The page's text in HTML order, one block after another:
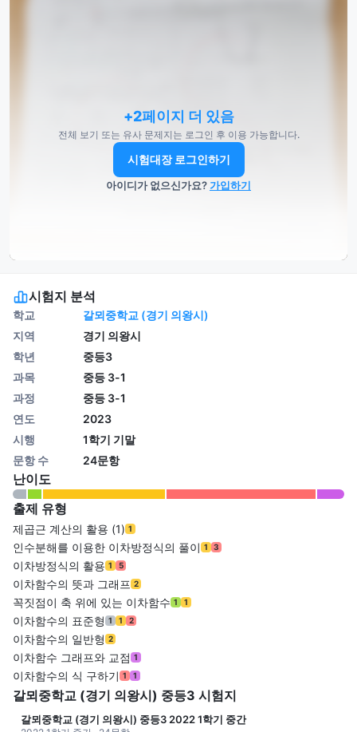
+2페이지 더 있음
전체 보기 또는 유사 문제지는 로그인 후 이용 가능합니다.
시험대장 로그인하기
아이디가 없으신가요?가입하기
시험지 분석
학교
갈뫼중학교 (경기 의왕시)
지역
경기 의왕시
학년
중등3
과목
중등 3-1
과정
중등 3-1
연도
2023
시행
1학기 기말
문항 수
24문항
난이도
출제 유형
제곱근 계산의 활용 (1) 1
인수분해를 이용한 이차방정식의 풀이 1 3
이차방정식의 활용 1 5
이차함수의 뜻과 그래프 2
꼭짓점이 축 위에 있는 이차함수 1 1
이차함수의 표준형 1 1 2
이차함수의 일반형 2
이차함수 그래프와 교점 1
이차함수의 식 구하기 1 1
갈뫼중학교 (경기 의왕시) 중등3 시험지
갈뫼중학교 (경기 의왕시) 중등3 2022 1학기 중간